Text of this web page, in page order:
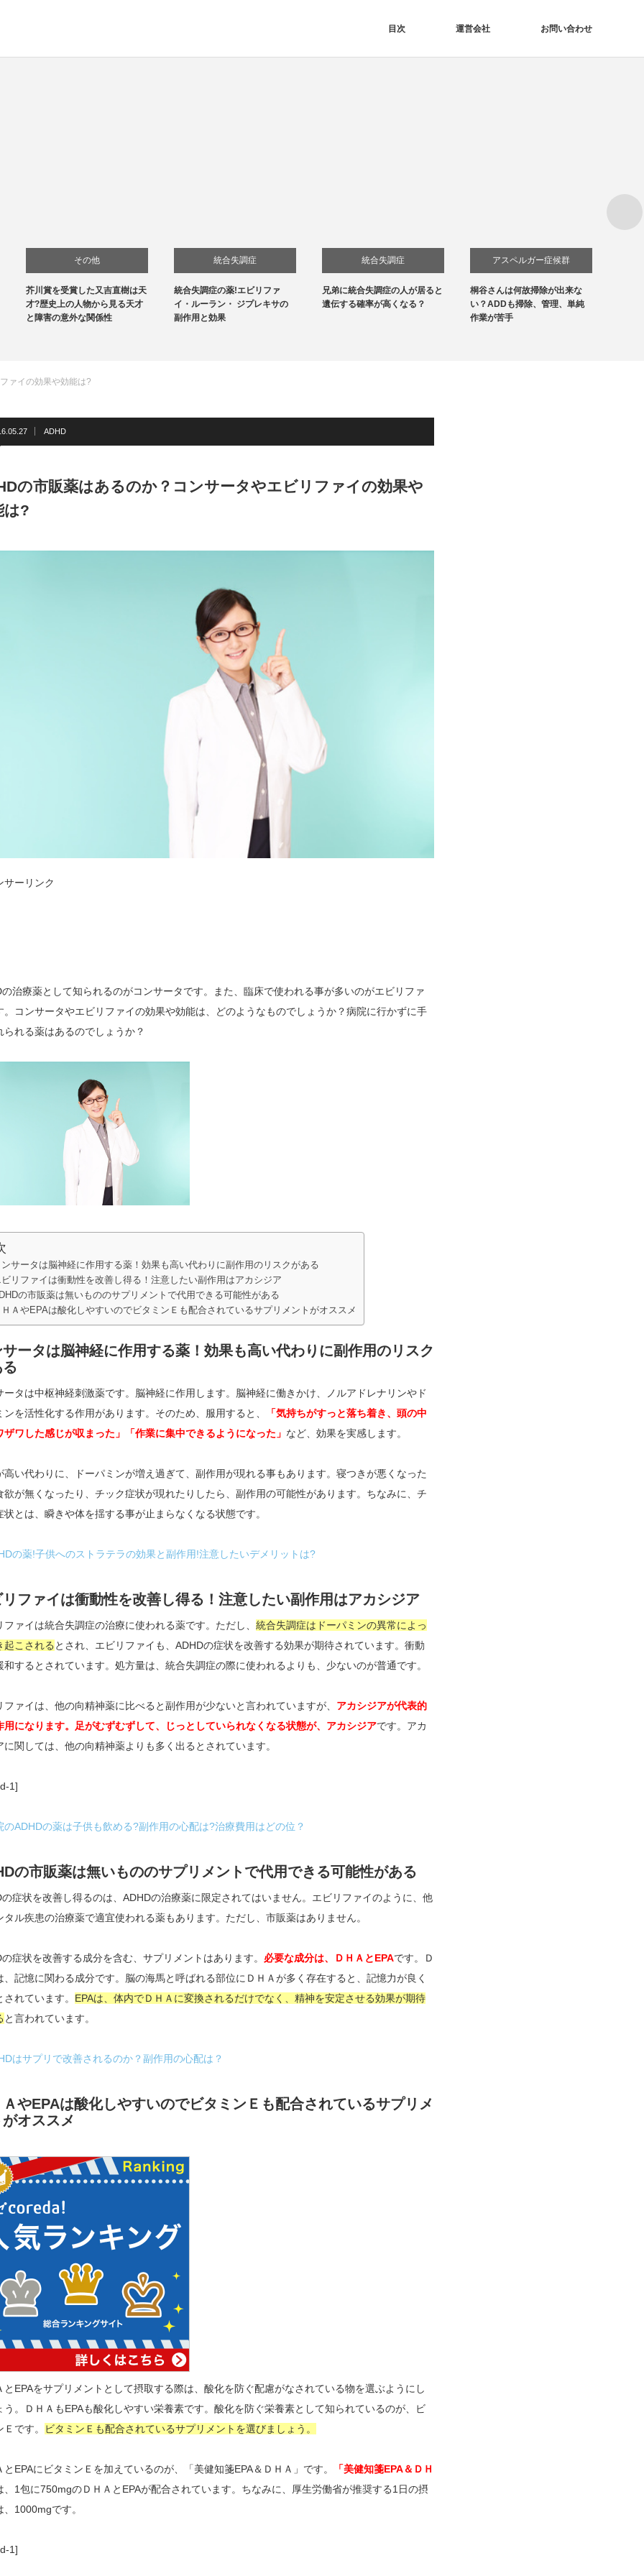
目次 運営会社 お問い合わせ
その他
芥川賞を受賞した又吉直樹は天
才?歴史上の人物から見る天才
と障害の意外な関係性
統合失調症
統合失調症の薬!エビリファ
イ・ルーラン・ ジプレキサの
副作用と効果
統合失調症
兄弟に統合失調症の人が居ると
遺伝する確率が高くなる？
アスペルガー症候群
発達障害
桐谷さんは何故掃除が出来な
い？ADDも掃除、管理、単純
作業が苦手
ァイの効果や効能は?
ADHD
の市販薬はあるのか？コンサータやエビリファイの効果や
は?
サーリンク
の治療薬として知られるのがコンサータです。また、臨床で使われる事が多いのがエビリファ
。コンサータやエビリファイの効果や効能は、どのようなものでしょうか？病院に行かずに手
られる薬はあるのでしょうか？
サータは脳神経に作用する薬！効果も高い代わりに副作用のリスクがある
リファイは衝動性を改善し得る！注意したい副作用はアカシジア
の市販薬は無いもののサプリメントで代用できる可能性がある
ＡやEPAは酸化しやすいのでビタミンＥも配合されているサプリメントがオススメ
ータは脳神経に作用する薬！効果も高い代わりに副作用のリスク
ータは中枢神経刺激薬です。脳神経に作用します。脳神経に働きかけ、ノルアドレナリンやド
ンを活性化する作用があります。そのため、服用すると、
「気持ちがすっと落ち着き、頭の中
ザワした感じが収まった」「作業に集中できるようになった」 など、効果を実感します。
高い代わりに、ドーパミンが増え過ぎて、副作用が現れる事もあります。寝つきが悪くなった
欲が無くなったり、チック症状が現れたりしたら、副作用の可能性があります。ちなみに、チ
状とは、瞬きや体を揺する事が止まらなくなる状態です。
の薬!子供へのストラテラの効果と副作用!注意したいデメリットは?
ファイは衝動性を改善し得る！注意したい副作用はアカシジア
ファイは統合失調症の治療に使われる薬です。ただし、 統合失調症はドーパミンの異常によっ
起こされる とされ、エビリファイも、ADHDの症状を改善する効果が期待されています。衝動
和するとされています。処方量は、統合失調症の際に使われるよりも、少ないのが普通です。
ファイは、他の向精神薬に比べると副作用が少ないと言われていますが、 アカシジアが代表的
用になります。足がむずむずして、じっとしていられなくなる状態が、アカシジアです。アカ
に関しては、他の向精神薬よりも多く出るとされています。
1]
ADHDの薬は子供も飲める?副作用の心配は?治療費用はどの位？
の市販薬は無いもののサプリメントで代用できる可能性がある
の症状を改善し得るのは、ADHDの治療薬に限定されてはいません。エビリファイのように、他
タル疾患の治療薬で適宜使われる薬もあります。ただし、市販薬はありません。
症状を改善する成分を含む、サプリメントはあります。 必要な成分は、ＤＨＡとEPAです。Ｄ
、記憶に関わる成分です。脳の海馬と呼ばれる部位にＤＨＡが多く存在すると、記憶力が良く
されています。 EPAは、体内でＤＨＡに変換されるだけでなく、精神を安定させる効果が期待
と言われています。
はサプリで改善されるのか？副作用の心配は？
やEPAは酸化しやすいのでビタミンＥも配合されているサプリメ
オススメ
とEPAをサプリメントとして摂取する際は、酸化を防ぐ配慮がなされている物を選ぶようにし
う。ＤＨＡもEPAも酸化しやすい栄養素です。酸化を防ぐ栄養素として知られているのが、ビ
です。
ビタミンＥも配合されているサプリメントを選びましょう。
とEPAにビタミンＥを加えているのが、「美健知箋EPA＆ＤＨＡ」です。
「美健知箋EPA＆ＤＨ
、1包に750mgのＤＨＡとEPAが配合されています。ちなみに、厚生労働省が推奨する1日の摂
、1000mgです。
1]